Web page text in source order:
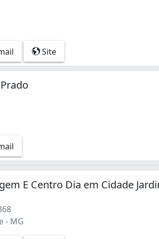
Site
E Centro Dia em Cidade
- MG